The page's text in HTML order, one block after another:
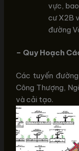
vực,
cư X2B
đường
– Quy Hoạch
Các tuyến
Công Thượng,
và cải tạo.